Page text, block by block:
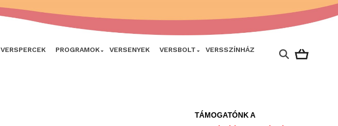
VERSPERCEK PROGRAMOK VERSENYEK VERSBOLT VERSSZÍNHÁZ
TÁMOGATÓNK A